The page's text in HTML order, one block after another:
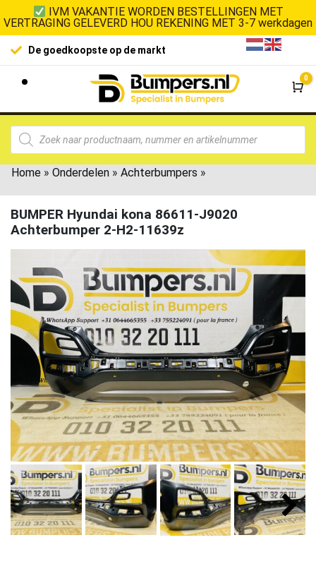
IVM VAKANTIE WORDEN BESTELLINGEN MET
VERTRAGING GELEVERD HOU REKENING MET 3-7 werkdagen
De goedkoopste op de markt
0
Home » Onderdelen » Achterbumpers »
BUMPER Hyundai kona 86611-J9020
Achterbumper 2-H2-11639z